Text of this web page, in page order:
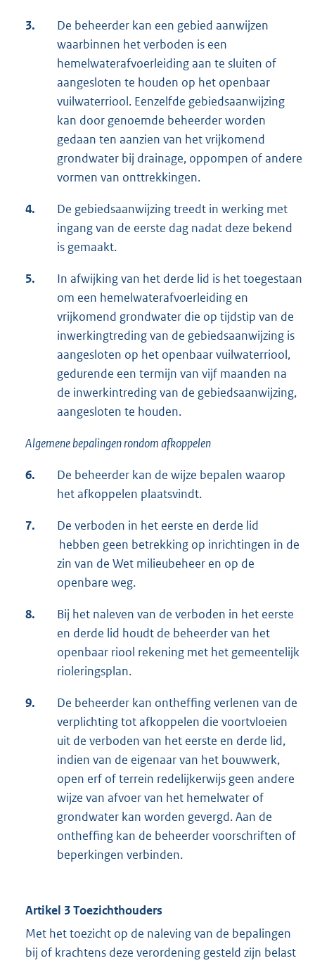
3.
De beheerder kan een gebied aanwijzen
waarbinnen het verboden is een
hemelwaterafvoerleiding aan te sluiten of
aangesloten te houden op het openbaar
vuilwaterriool. Eenzelfde gebiedsaanwijzing
kan door genoemde beheerder worden
gedaan ten aanzien van het vrijkomend
grondwater bij drainage, oppompen of andere
vormen van onttrekkingen.
4.
De gebiedsaanwijzing treedt in werking met
ingang van de eerste dag nadat deze bekend
is gemaakt.
5.
In afwijking van het derde lid is het toegestaan
om een hemelwaterafvoerleiding en
vrijkomend grondwater die op tijdstip van de
inwerkingtreding van de gebiedsaanwijzing is
aangesloten op het openbaar vuilwaterriool,
gedurende een termijn van vijf maanden na
de inwerkintreding van de gebiedsaanwijzing,
aangesloten te houden.
Algemene bepalingen rondom afkoppelen
6.
De beheerder kan de wijze bepalen waarop
het afkoppelen plaatsvindt.
7.
De verboden in het eerste en derde lid
hebben geen betrekking op inrichtingen in de
zin van de Wet milieubeheer en op de
openbare weg.
8.
Bij het naleven van de verboden in het eerste
en derde lid houdt de beheerder van het
openbaar riool rekening met het gemeentelijk
rioleringsplan.
9.
De beheerder kan ontheffing verlenen van de
verplichting tot afkoppelen die voortvloeien
uit de verboden van het eerste en derde lid,
indien van de eigenaar van het bouwwerk,
open erf of terrein redelijkerwijs geen andere
wijze van afvoer van het hemelwater of
grondwater kan worden gevergd. Aan de
ontheffing kan de beheerder voorschriften of
beperkingen verbinden.
Artikel 3Toezichthouders
Met het toezicht op de naleving van de bepalingen
bij of krachtens deze verordening gesteld zijn belast